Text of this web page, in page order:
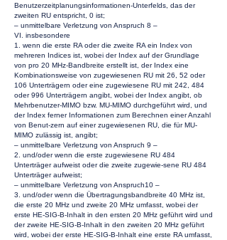
Benutzerzeitplanungsinformationen-Unterfelds, das der
zweiten RU entspricht, 0 ist;
– unmittelbare Verletzung von Anspruch 8 –
VI. insbesondere
1. wenn die erste RA oder die zweite RA ein Index von
mehreren Indices ist, wobei der Index auf der Grundlage
von pro 20 MHz-Bandbreite erstellt ist, der Index eine
Kombinationsweise von zugewiesenen RU mit 26, 52 oder
106 Unterträgern oder eine zugewiesene RU mit 242, 484
oder 996 Unterträgern angibt, wobei der Index angibt, ob
Mehrbenutzer-MIMO bzw. MU-MIMO durchgeführt wird, und
der Index ferner Informationen zum Berechnen einer Anzahl
von Benut-zern auf einer zugewiesenen RU, die für MU-
MIMO zulässig ist, angibt;
– unmittelbare Verletzung von Anspruch 9 –
2. und/oder wenn die erste zugewiesene RU 484
Unterträger aufweist oder die zweite zugewie-sene RU 484
Unterträger aufweist;
– unmittelbare Verletzung von Anspruch10 –
3. und/oder wenn die Übertragungsbandbreite 40 MHz ist,
die erste 20 MHz und zweite 20 MHz umfasst, wobei der
erste HE-SIG-B-Inhalt in den ersten 20 MHz geführt wird und
der zweite HE-SIG-B-Inhalt in den zweiten 20 MHz geführt
wird, wobei der erste HE-SIG-B-Inhalt eine erste RA umfasst,